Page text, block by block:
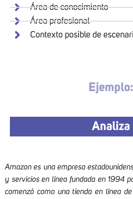
Área de conocimiento
Área profesional
Contexto posible de
Ejemplo:
Analiza
Amazon es una empresa
y servicios en línea fundada en 1994
comenzó como una tienda en línea